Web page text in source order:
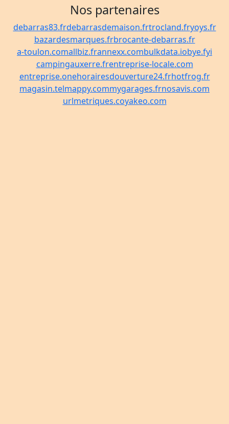
Nos partenaires
debarras83.frdebarrasdemaison.frtrocland.fryoys.fr
bazardesmarques.frbrocante-debarras.fr
a-toulon.comallbiz.frannexx.combulkdata.iobye.fyi
campingauxerre.frentreprise-locale.com
entreprise.onehorairesdouverture24.frhotfrog.fr
magasin.telmappy.commygarages.frnosavis.com
urlmetriques.coyakeo.com